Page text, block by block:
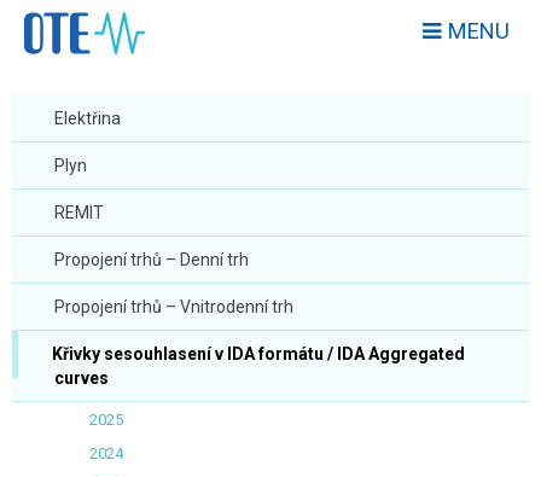
MENU
Elektřina
Plyn
REMIT
Propojení trhů – Denní trh
Propojení trhů – Vnitrodenní trh
Křivky sesouhlasení v IDA formátu / IDA Aggregated
curves
2025
2024